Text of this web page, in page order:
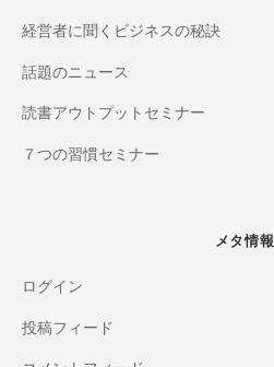
経営者に聞くビジネスの秘訣
話題のニュース
読書アウトプットセミナー
７つの習慣セミナー
メタ情報
ログイン
投稿フィード